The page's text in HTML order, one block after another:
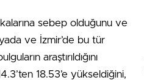
sebep olduğunu ve
ve İzmir’de bu tür
araştırıldığını
18.53’e yükseldiğini,